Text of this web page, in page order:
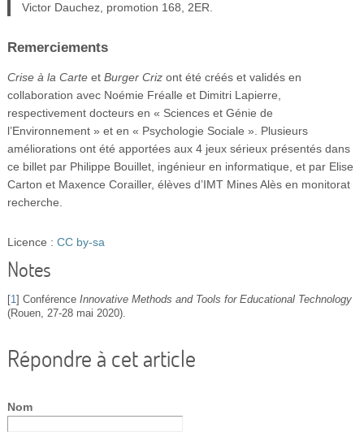
Victor Dauchez, promotion 168, 2ER.
Remerciements
Crise à la Carteet Burger Crizont été créés et validés en
collaboration avec Noémie Fréalle et Dimitri Lapierre,
respectivement docteurs en « Sciences et Génie de
l’Environnement » et en « Psychologie Sociale ». Plusieurs
améliorations ont été apportées aux 4 jeux sérieux présentés dans
ce billet par Philippe Bouillet, ingénieur en informatique, et par Elise
Carton et Maxence Corailler, élèves d’IMT Mines Alès en monitorat
recherche.
Licence : CC by-sa
Notes
[1 ] Conférence Innovative Methods and Tools for Educational Technology
(Rouen, 27-28 mai 2020).
Répondre à cet article
Nom